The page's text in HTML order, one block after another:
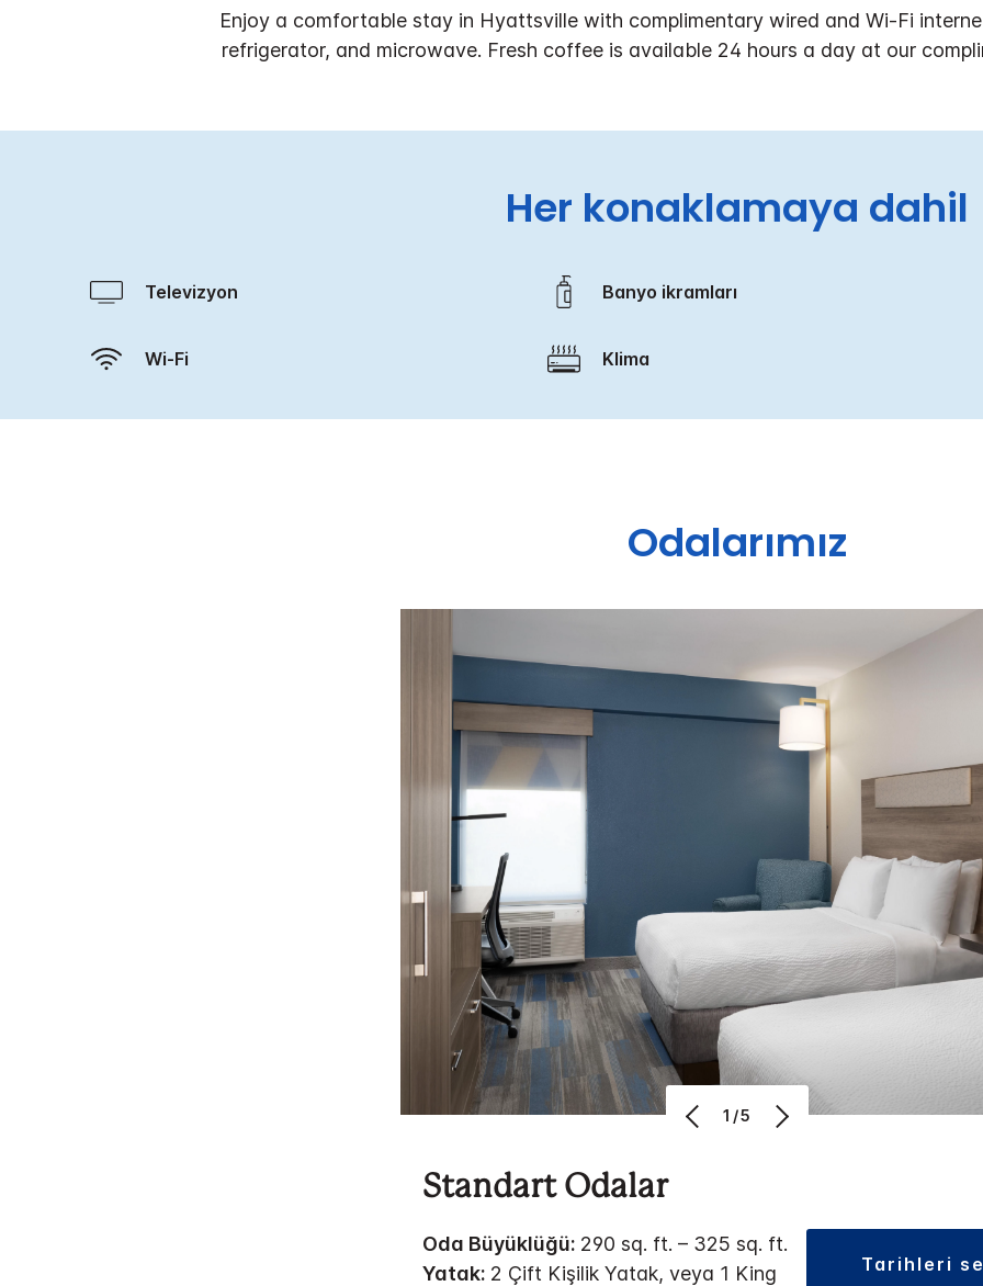
Enjoy a comfortable stay in Hyattsville with complimentary wired and Wi-Fi
refrigerator, and microwave. Fresh coffee is available 24 hours a day at our
Her konaklamaya dahil
Televizyon Banyo ikramları
Wi-Fi Klima
Odalarımız
1/5
Standart Odalar
Oda Büyüklüğü: 290 sq. ft. – 325 sq. ft.
Yatak: 2 Çift Kişilik Yatak, veya 1 King
tarihleri